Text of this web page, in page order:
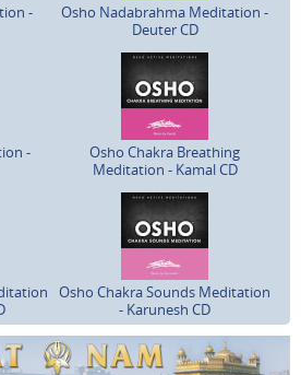
-
Osho Nadabrahma Meditation -
Deuter CD
-
Osho Chakra Breathing
Meditation - Kamal CD
Osho Chakra Sounds Meditation
- Karunesh CD